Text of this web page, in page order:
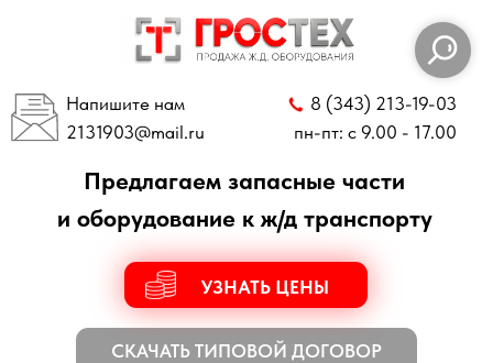
пн-пт: с 9.00 - 17.00
2131903
СКАЧАТЬ ТИПОВОЙ ДОГОВОР
Предлагаем запасные части
Комплектация заказа
от 1-го до 14 дней
по всем техническим вопросам